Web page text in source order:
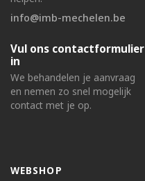
info@imb-mechelen.be
Vul ons contactformulier
in
We behandelen je aanvraag
en nemen zo snel mogelijk
contact met je op.
WEBSHOP